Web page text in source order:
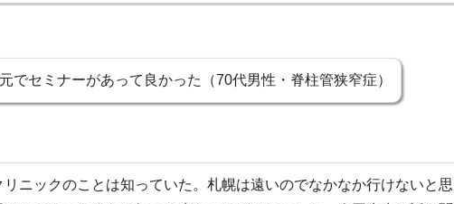
でセミナーがあって良かった（70代男性・脊柱管狭窄症）
リニックのことは知っていた。札幌は遠いのでなかなか行けないと